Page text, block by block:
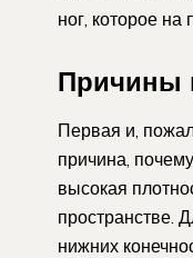
ног, которое на
Причины
Первая и,
причина,
высокая
пространстве.
нижних